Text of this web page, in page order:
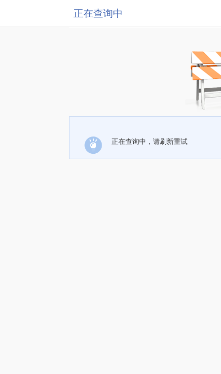
正在查询中
正在查询中，请刷新重试